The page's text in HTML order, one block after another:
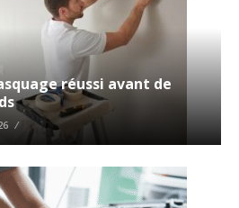
réussi avant de